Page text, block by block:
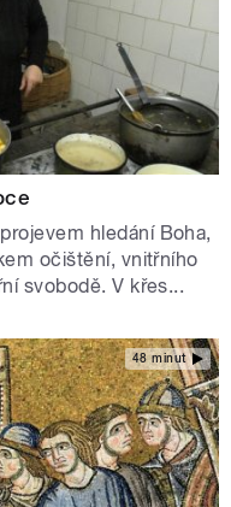
hledání Boha,
očištění, vnitřního
svobodě. V křes...
48 minut